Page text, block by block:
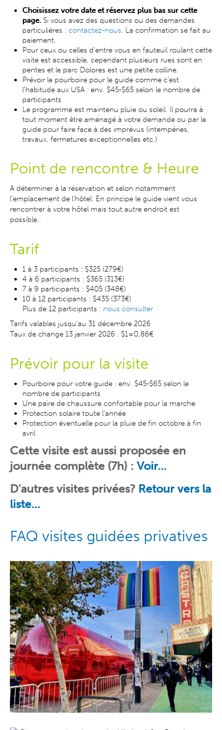
Choisissez votre date et réservez plus bas sur cette
page. Si vous avez des questions ou des demandes
particulières : contactez-nous. La confirmation se fait au
paiement.
Pour ceux ou celles d'entre vous en fauteuil roulant cette
visite est accessible, cependant plusieurs rues sont en
pentes et le parc Dolores est une petite colline.
Prévoir le pourboire pour le guide comme c'est
l'habitude aux USA : env. $45-$65 selon le nombre de
participants
Le programme est maintenu pluie ou soleil. Il pourra à
tout moment être aménagé à votre demande ou par le
guide pour faire face à des imprévus (intempéries,
travaux, fermetures exceptionnelles etc.)
Point de rencontre & Heure
A déterminer à la réservation et selon notamment
l’emplacement de l’hôtel. En principe le guide vient vous
rencontrer à votre hôtel mais tout autre endroit est
possible..
Tarif
1 à 3 participants : $325 (279€)
4 à 6 participants : $365 (313€)
7 à 9 participants : $405 (348€)
10 à 12 participants : $435 (373€)
Plus de 12 participants : nous consulter
Tarifs valables jusqu'au 31 décembre 2026
Taux de change 13 janvier 2026 : $1=0,86€
Prévoir pour la visite
Pourboire pour votre guide : env. $45-$65 selon le
nombre de participants
Une paire de chaussure confortable pour la marche
Protection solaire toute l’année
Protection éventuelle pour la pluie de fin octobre à fin
avril
Cette visite est aussi proposée en
journée complète (7h) : Voir...
D'autres visites privées? Retour vers la
liste...
FAQ visites guidées privatives